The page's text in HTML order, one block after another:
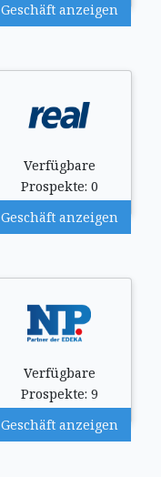
Geschäft anzeigen
Verfügbare
Prospekte: 0
Geschäft anzeigen
Verfügbare
Prospekte: 9
Geschäft anzeigen